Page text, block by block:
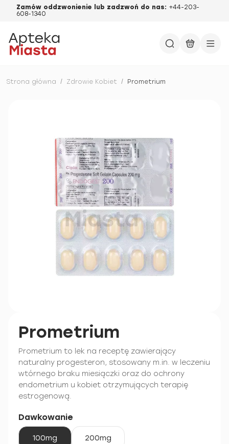
Zamów oddzwonienie lub zadzwoń do nas: +44-203-
608-1340
Strona główna / Zdrowie Kobiet / Prometrium
Prometrium
Prometrium to lek na receptę zawierający
naturalny progesteron, stosowany m.in. w leczeniu
wtórnego braku miesiączki oraz do ochrony
endometrium u kobiet otrzymujących terapię
estrogenową.
Dawkowanie
100mg 200mg